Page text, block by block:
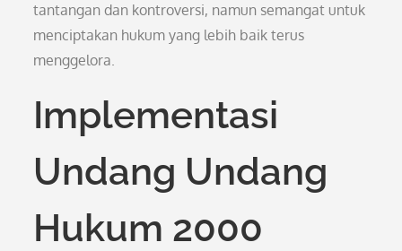
tantangan dan kontroversi, namun semangat untuk
menciptakan hukum yang lebih baik terus
menggelora.
Implementasi
Undang Undang
Hukum 2000